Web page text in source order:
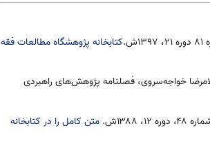
کتابخانه پژوهشگاه مطالعات فقه
خواجه‌سروی، فصلنامه پژوهش‌های راهبردی
متن کامل را در کتابخانه